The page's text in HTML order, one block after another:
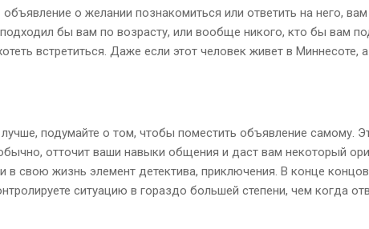
о желании познакомиться или ответить на него,
бы вам по возрасту, или вообще никого, кто бы вам
встретиться. Даже если этот человек живет в Миннесоте,
подумайте о том, чтобы поместить объявление самому.
отточит ваши навыки общения и даст вам некоторый
свою жизнь элемент детектива, приключения. В конце
ситуацию в гораздо большей степени, чем когда